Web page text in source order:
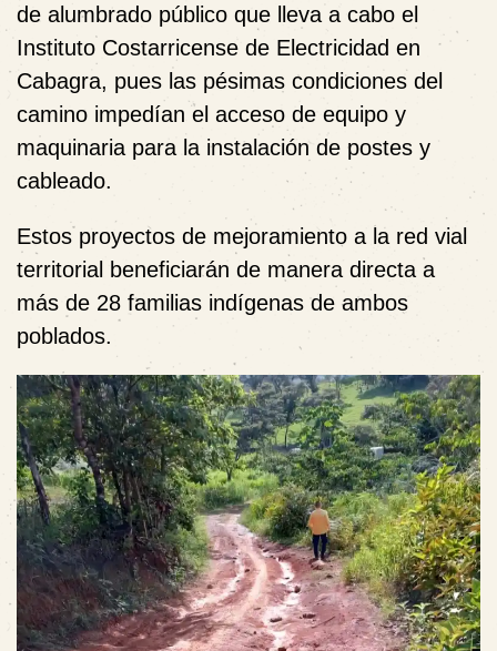
de alumbrado público que lleva a cabo el
Instituto Costarricense de Electricidad en
Cabagra, pues las pésimas condiciones del
camino impedían el acceso de equipo y
maquinaria para la instalación de postes y
cableado.
Estos proyectos de mejoramiento a la red vial
territorial beneficiarán de manera directa a
más de 28 familias indígenas de ambos
poblados.